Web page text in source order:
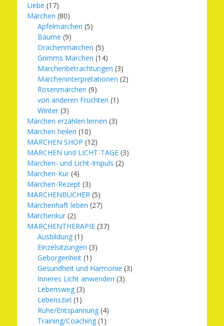
Liebe (17)
Märchen (80)
Apfelmärchen (5)
Bäume (9)
Drachenmärchen (5)
Grimms Märchen (14)
Märchenbetrachtungen (3)
Märcheninterpretationen (2)
Rosenmärchen (9)
von anderen Früchten (1)
Winter (3)
Märchen erzählen lernen (3)
Märchen heilen (10)
MÄRCHEN SHOP (12)
MÄRCHEN und LICHT-TAGE (3)
Märchen- und Licht-Impuls (2)
Märchen-Kur (4)
Märchen-Rezept (3)
MÄRCHENBÜCHER (5)
Märchenhaft leben (27)
Märchenkur (2)
MÄRCHENTHERAPIE (37)
Ausbildung (1)
Einzelsitzungen (3)
Geborgenheit (1)
Gesundheit und Harmonie (3)
Inneres Licht anwenden (3)
Lebensweg (3)
Lebensziel (1)
Ruhe/Entspannung (4)
Training/Coaching (1)